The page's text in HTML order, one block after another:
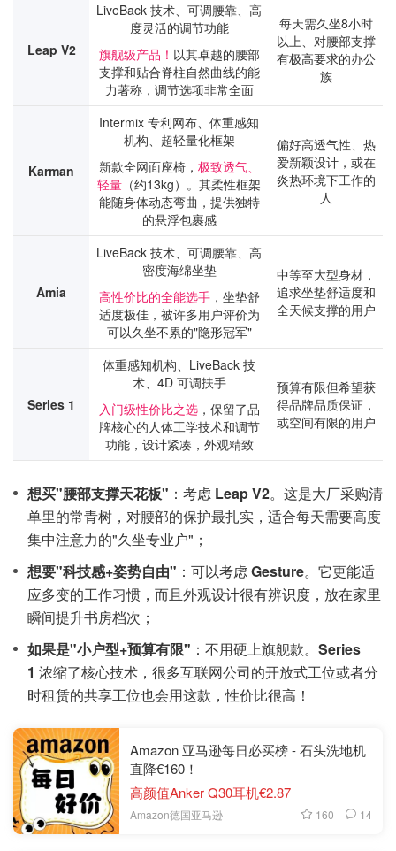
Leap V2
LiveBack 技术、可调腰靠、高
度灵活的调节功能
旗舰级产品！ 以其卓越的腰部
支撑和贴合脊柱自然曲线的能
力著称，调节选项非常全面
每天需久坐8小时
以上、对腰部支撑
有极高要求的办公
族
Karman
Intermix 专利网布、体重感知
机构、超轻量化框架
新款全网面座椅， 极致透气、
轻量 （约13kg）。其柔性框架
能随身体动态弯曲，提供独特
的悬浮包裹感
偏好高透气性、热
爱新颖设计，或在
炎热环境下工作的
人
Amia
LiveBack 技术、可调腰靠、高
密度海绵坐垫
高性价比的全能选手，坐垫舒
适度极佳，被许多用户评价为
可以久坐不累的"隐形冠军"
中等至大型身材，
追求坐垫舒适度和
全天候支撑的用户
Series 1
体重感知机构、LiveBack 技
术、4D 可调扶手
入门级性价比之选，保留了品
牌核心的人体工学技术和调节
功能，设计紧凑，外观精致
预算有限但希望获
得品牌品质保证，
或空间有限的用户
想买"腰部支撑天花板" ：考虑 Leap V2。这是大厂采购清
单里的常青树，对腰部的保护最扎实，适合每天需要高度
集中注意力的"久坐专业户"；
想要"科技感+姿势自由" ：可以考虑Gesture。它更能适
应多变的工作习惯，而且外观设计很有辨识度，放在家里
瞬间提升书房档次；
如果是"小户型+预算有限" ：不用硬上旗舰款。 Series
1 浓缩了核心技术，很多互联网公司的开放式工位或者分
时租赁的共享工位也会用这款，性价比很高！
Amazon 亚马逊每日必买榜 - 石头洗地机
直降€160！
高颜值Anker Q30耳机€2.87
Amazon德国亚马逊 160 14